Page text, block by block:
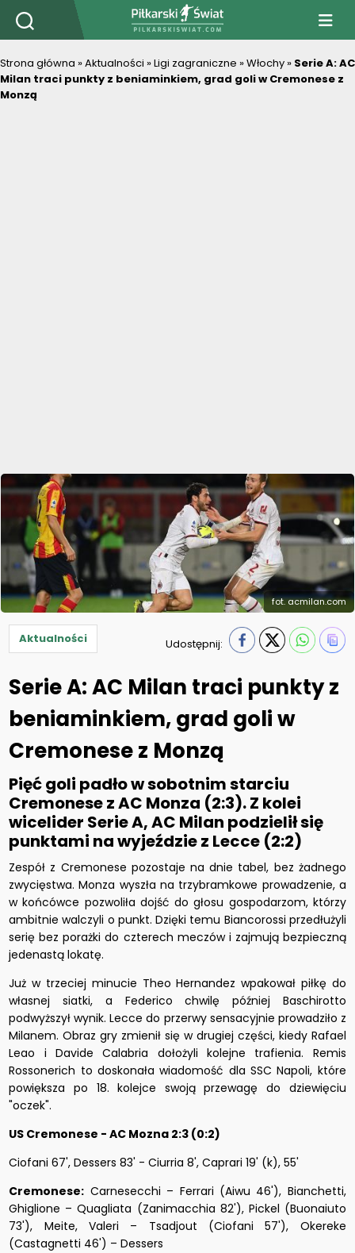
PiłkarskiSwiat.com
Strona główna »Aktualności »Ligi zagraniczne »Włochy » Serie A: AC
Milan traci punkty z beniaminkiem, grad goli w Cremonese z
Monzą
fot. acmilan.com
Aktualności Udostępnij:
Serie A: AC Milan traci punkty z
beniaminkiem, grad goli w
Cremonese z Monzą
Pięć goli padło w sobotnim starciu
Cremonese z AC Monza (2:3). Z kolei
wicelider Serie A, AC Milan podzielił się
punktami na wyjeździe z Lecce (2:2)
Zespół z Cremonese pozostaje na dnie tabel, bez żadnego
zwycięstwa. Monza wyszła na trzybramkowe prowadzenie, a
w końcówce pozwoliła dojść do głosu gospodarzom, którzy
ambitnie walczyli o punkt. Dzięki temu Biancorossi przedłużyli
serię bez porażki do czterech meczów i zajmują bezpieczną
jedenastą lokatę.
Już w trzeciej minucie Theo Hernandez wpakował piłkę do
własnej siatki, a Federico chwilę później Baschirotto
podwyższył wynik. Lecce do przerwy sensacyjnie prowadziło z
Milanem. Obraz gry zmienił się w drugiej części, kiedy Rafael
Leao i Davide Calabria dołożyli kolejne trafienia. Remis
Rossonerich to doskonała wiadomość dla SSC Napoli, które
powiększa po 18. kolejce swoją przewagę do dziewięciu
"oczek".
US Cremonese - AC Mozna 2:3 (0:2)
Ciofani 67', Dessers 83' - Ciurria 8', Caprari 19' (k), 55'
Cremonese: Carnesecchi – Ferrari (Aiwu 46'), Bianchetti,
Ghiglione – Quagliata (Zanimacchia 82'), Pickel (Buonaiuto
73'), Meite, Valeri – Tsadjout (Ciofani 57'), Okereke
(Castagnetti 46') – Dessers